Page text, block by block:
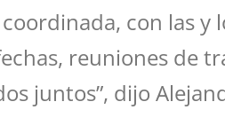
con las
reuniones de
juntos”, dijo